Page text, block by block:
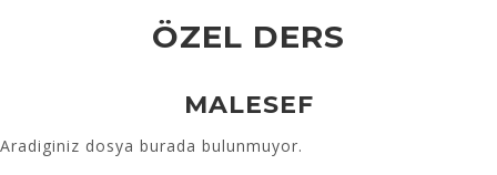
ÖZEL DERS
MALESEF
Aradiginiz dosya burada bulunmuyor.